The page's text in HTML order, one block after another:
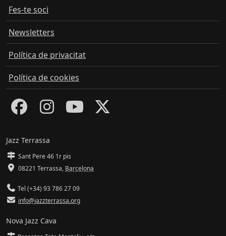
Fes-te soci
Newsletters
Política de privacitat
Política de cookies
Jazz Terrassa
Sant Pere 46 1r pis
08221 Terrassa, Barcelona
Tel (+34) 93 786 27 09
info@jazzterrassa.org
Nova Jazz Cava